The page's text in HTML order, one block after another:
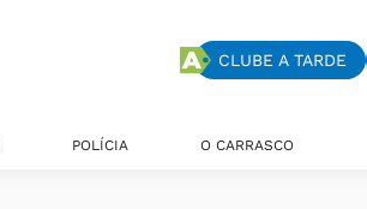
CLUBE A TARDE
POLÍCIA O CARRASCO